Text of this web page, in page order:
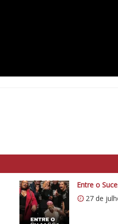
Entre o
27 de